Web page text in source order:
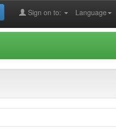
Language
Sign on to: